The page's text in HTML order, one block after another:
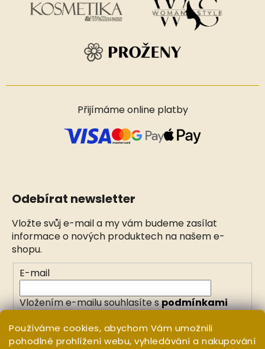
Používáme cookies, abychom Vám umožnili
pohodlné prohlížení webu, vyhledávání a nakupování
Přijímáme online platby
Odebírat newsletter
Vložte svůj e-mail a my vám budeme zasílat
informace o nových produktech na našem e-
shopu.
E-mail
Vložením e-mailu souhlasíte spodmínkami
PŘIHLÁSIT SE